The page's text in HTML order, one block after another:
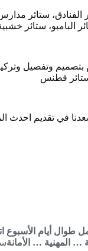
ستائر
البامبو، ستائر
بتصميم وتفصيل
ستائر قطنس
في تقديم احدث